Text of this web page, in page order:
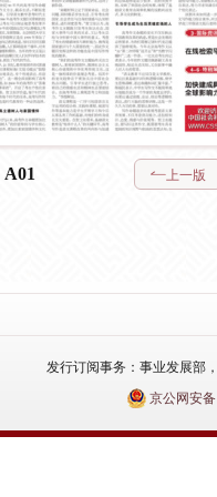
上一版
发行订阅事务：事业发展部
京公网安备